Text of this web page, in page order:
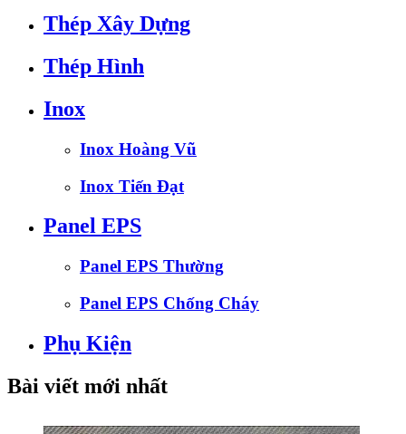
Thép Xây Dựng
Thép Hình
Inox
Inox Hoàng Vũ
Inox Tiến Đạt
Panel EPS
Panel EPS Thường
Panel EPS Chống Cháy
Phụ Kiện
Bài viết mới nhất